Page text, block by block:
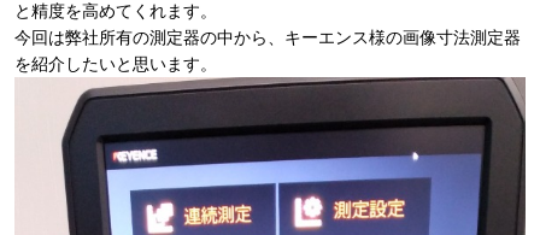
と精度を高めてくれます。
今回は弊社所有の測定器の中から、キーエンス様の画像寸法測定器
を紹介したいと思います。